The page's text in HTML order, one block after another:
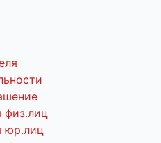
физ.лиц
юр.лиц